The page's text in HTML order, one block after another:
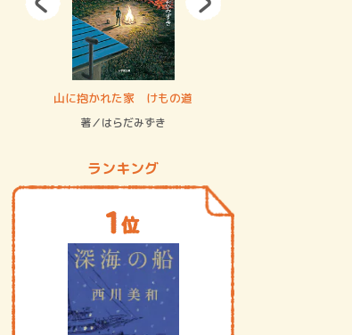
山に抱かれた家 けもの道
著／はらだみずき
ランキング